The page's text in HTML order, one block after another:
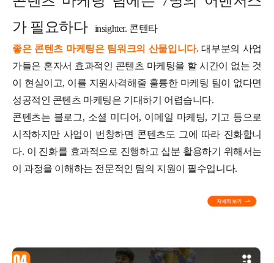
가 필요하다
insighter. 콘텐타
좋은 콘텐츠 마케팅은 팀워크의 산물입니다.대부분의 사업
가들은 혼자서 효과적인 콘텐츠 마케팅을 할 시간이 없는 것
이 현실이고, 이를 지원사격해줄 훌륭한 마케팅 팀이 없다면
성공적인 콘텐츠 마케팅은 기대하기 어렵습니다.
콘텐츠는 블로그, 소셜 미디어, 이메일 마케팅, 기고 등으로
시작하지만 사업이 번창하면 콘텐츠도 그에 따라 진화합니
다. 이 진화를 효과적으로 진행하고 십분 활용하기 위해서는
이 과정을 이해하는 전문적인 팀의 지원이 필수입니다.